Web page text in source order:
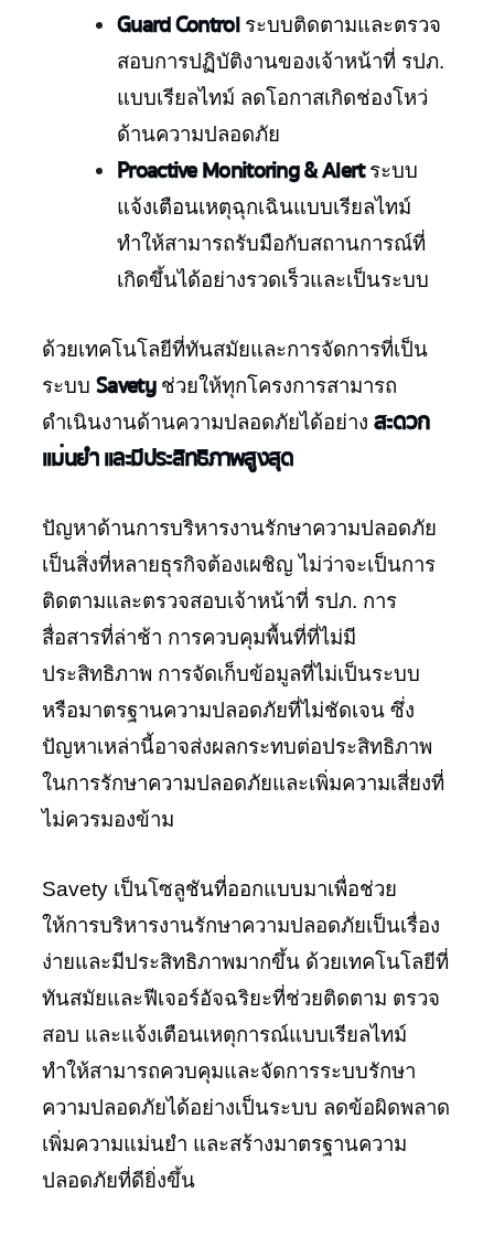
Guard Controlระบบติดตามและตรวจ
สอบการปฏิบัติงานของเจ้าหน้าที่ รปภ.
แบบเรียลไทม์ ลดโอกาสเกิดช่องโหว่
ด้านความปลอดภัย
Proactive Monitoring & Alertระบบ
แจ้งเตือนเหตุฉุกเฉินแบบเรียลไทม์
ทำให้สามารถรับมือกับสถานการณ์ที่
เกิดขึ้นได้อย่างรวดเร็วและเป็นระบบ
ด้วยเทคโนโลยีที่ทันสมัยและการจัดการที่เป็น
ระบบ Savetyช่วยให้ทุกโครงการสามารถ
ดำเนินงานด้านความปลอดภัยได้อย่าง สะดวก
แม่นยำ และมีประสิทธิภาพสูงสุด
ปัญหาด้านการบริหารงานรักษาความปลอดภัย
เป็นสิ่งที่หลายธุรกิจต้องเผชิญ ไม่ว่าจะเป็นการ
ติดตามและตรวจสอบเจ้าหน้าที่ รปภ. การ
สื่อสารที่ล่าช้า การควบคุมพื้นที่ที่ไม่มี
ประสิทธิภาพ การจัดเก็บข้อมูลที่ไม่เป็นระบบ
หรือมาตรฐานความปลอดภัยที่ไม่ชัดเจน ซึ่ง
ปัญหาเหล่านี้อาจส่งผลกระทบต่อประสิทธิภาพ
ในการรักษาความปลอดภัยและเพิ่มความเสี่ยงที่
ไม่ควรมองข้าม
Savety เป็นโซลูชันที่ออกแบบมาเพื่อช่วย
ให้การบริหารงานรักษาความปลอดภัยเป็นเรื่อง
ง่ายและมีประสิทธิภาพมากขึ้น ด้วยเทคโนโลยีที่
ทันสมัยและฟีเจอร์อัจฉริยะที่ช่วยติดตาม ตรวจ
สอบ และแจ้งเตือนเหตุการณ์แบบเรียลไทม์
ทำให้สามารถควบคุมและจัดการระบบรักษา
ความปลอดภัยได้อย่างเป็นระบบ ลดข้อผิดพลาด
เพิ่มความแม่นยำ และสร้างมาตรฐานความ
ปลอดภัยที่ดียิ่งขึ้น